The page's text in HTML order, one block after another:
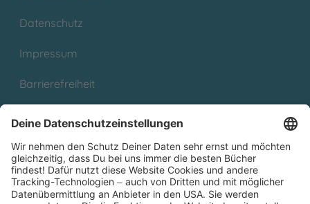
Datenschutz
Impressum
Barrierefreiheit
Partnerprogramm (Affiliate)
Folge uns auf